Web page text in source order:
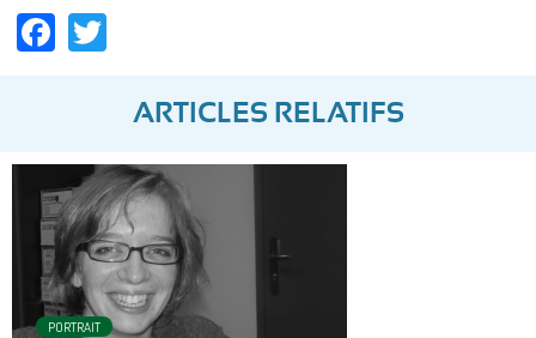
Facebook
ARTICLES RELATIFS
PORTRAIT